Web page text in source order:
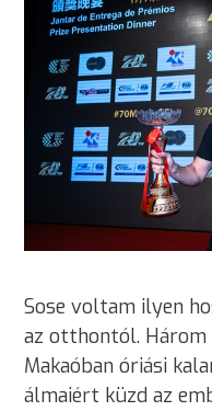
Sose voltam ilyen
az otthontól.
Makaóban óriási
álmaiért küzd az